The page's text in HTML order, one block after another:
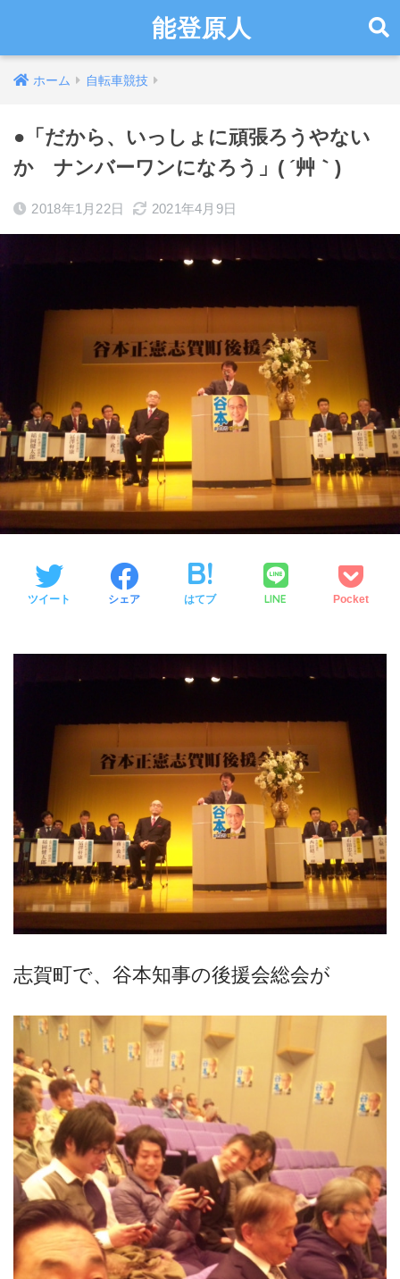
能登原人
ホーム 自転車競技
●「だから、いっしょに頑張ろうやない
か ナンバーワンになろう」( ´艸｀)
2018年1月22日 2021年4月9日
ツイート シェア はてブ LINE Pocket
志賀町で、谷本知事の後援会総会が